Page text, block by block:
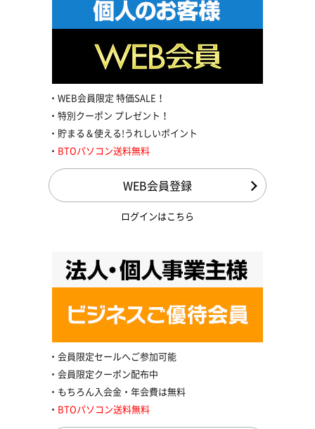
WEB会員限定 特価SALE！
特別クーポン プレゼント！
貯まる＆使える!うれしいポイント
BTOパソコン送料無料
WEB会員登録
ログインはこちら
会員限定セールへご参加可能
会員限定クーポン配布中
もちろん入会金・年会費は無料
BTOパソコン送料無料